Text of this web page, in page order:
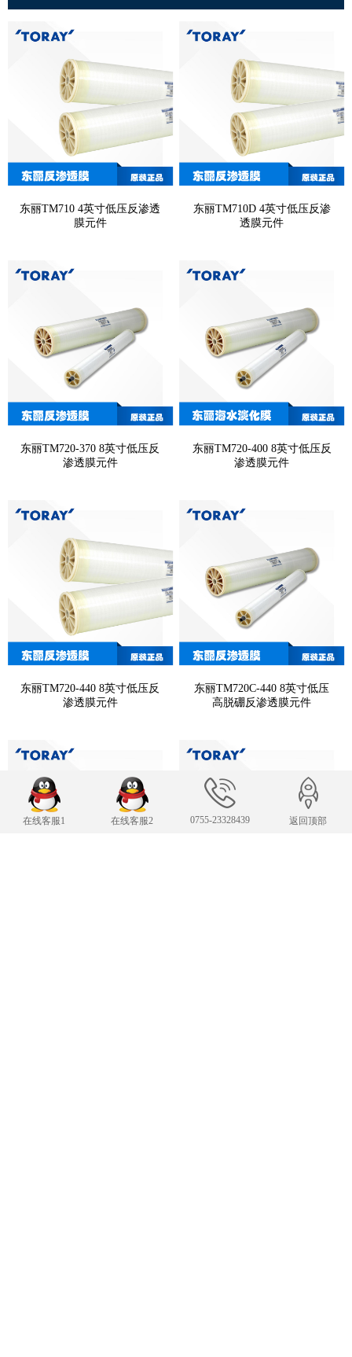
东丽TM710 4英寸低压反渗透
膜元件
东丽TM710D 4英寸低压反渗
透膜元件
东丽TM720-370 8英寸低压反
渗透膜元件
东丽TM720-400 8英寸低压反
渗透膜元件
东丽TM720-440 8英寸低压反
渗透膜元件
东丽TM720C-440 8英寸低压
高脱硼反渗透膜元件
在线客服1 在线客服2 0755-23328439 返回顶部